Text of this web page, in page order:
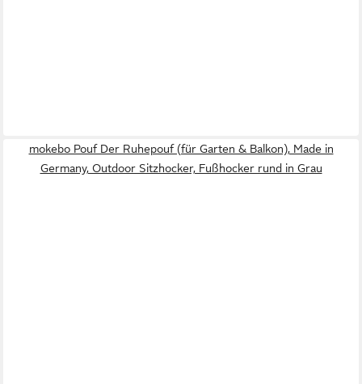
mokebo Pouf Der Ruhepouf (für Garten & Balkon), Made in
Germany, Outdoor Sitzhocker, Fußhocker rund in Grau